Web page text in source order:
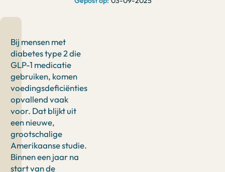
Bij mensen met
diabetes type 2 die
GLP-1 medicatie
gebruiken, komen
voedingsdeficiënties
opvallend vaak
voor. Dat blijkt uit
een nieuwe,
grootschalige
Amerikaanse studie.
Binnen een jaar na
start van de